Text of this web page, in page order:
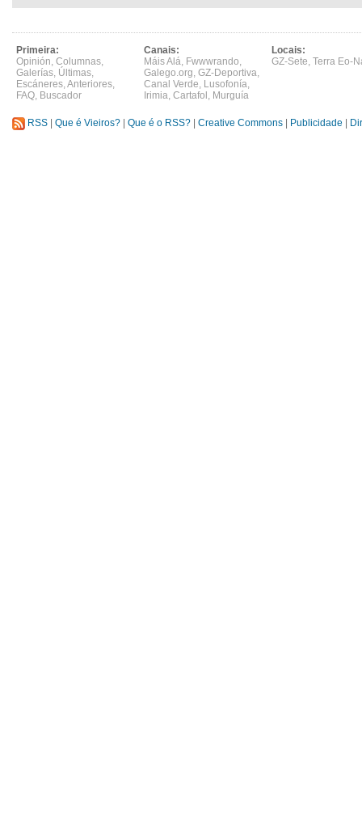
Primeira:
Opinión, Columnas,
Galerías, Últimas,
Escáneres,Anteriores,
FAQ, Buscador
Canais:
Máis Alá, Fwwwrando,
Galego.org, GZ-Deportiva,
Canal Verde, Lusofonía,
Irimia, Cartafol , Murguía
Locais:
GZ-Sete, Terra Eo-
RSS Que é Vieiros? Que é o RSS? Creative Commons Publicidade